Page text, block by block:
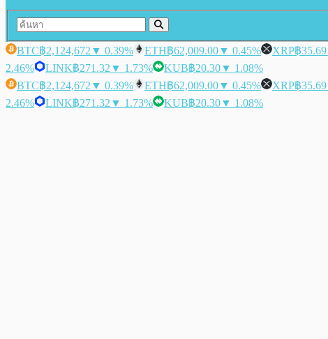
BTC฿2,124,672 ▼ 0.39% ETH฿62,009.00▼ 0.45% XRP฿35.69
2.46%
LINK฿271.32 ▼ 1.73% KUB฿20.30▼ 1.08%
BTC฿2,124,672 ▼ 0.39% ETH฿62,009.00▼ 0.45% XRP฿35.69
2.46%
LINK฿271.32 ▼ 1.73% KUB฿20.30▼ 1.08%